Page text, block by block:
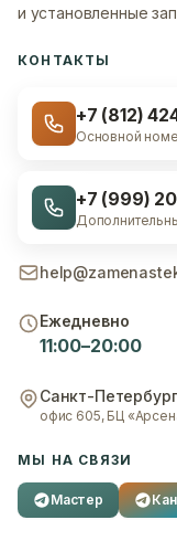
и установленные
КОНТАКТЫ
+7 (812)
Основной
+7 (999)
Ежедневно
11:00–20:00
Санкт-Петербург
офис 605, БЦ
МЫ НА СВЯЗИ
Мастер